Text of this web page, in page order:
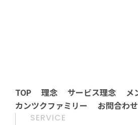
TOP
TOP
理念
理念
サービス理念
サービス理念
メ
メ
カンツクファミリー
カンツクファミリー
お問合わせ
SERVICE